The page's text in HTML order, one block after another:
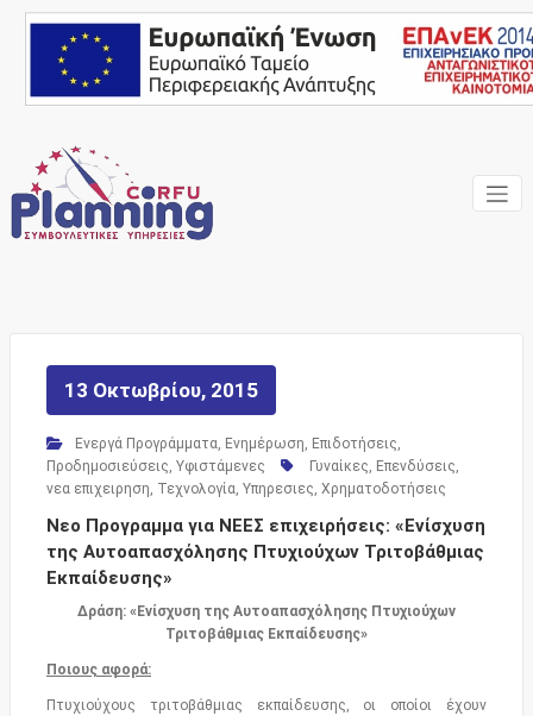
content
Ένας Σύμβουλος, δίπλα
13 Οκτωβρίου, 2015
Ενεργά Προγράμματα Ενημέρωση Επιδοτήσεις
Προδημοσιεύσεις Υφιστάμενες Γυναίκες Επενδύσεις
νεα επιχειρηση Τεχνολογία Υπηρεσιες Χρηματοδοτήσεις
Νεο Προγραμμα για ΝΕΕΣ επιχειρήσεις: «Ενίσχυση
της Αυτοαπασχόλησης Πτυχιούχων Τριτοβάθμιας
Εκπαίδευσης»
Δράση: «Ενίσχυση της Αυτοαπασχόλησης Πτυχιούχων
Τριτοβάθμιας Εκπαίδευσης»
Ποιους αφορά:
Πτυχιούχους τριτοβάθμιας εκπαίδευσης, οι οποίοι έχουν